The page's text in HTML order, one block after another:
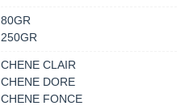
80GR
250GR
CHENE CLAIR
CHENE DORE
CHENE FONCE